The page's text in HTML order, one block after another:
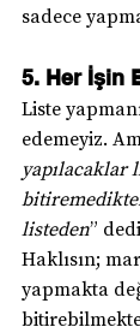
sadece
5. Her İşin
Liste
edemeyiz.
yapılacaklar
listeden”
Haklısın;
yapmakta